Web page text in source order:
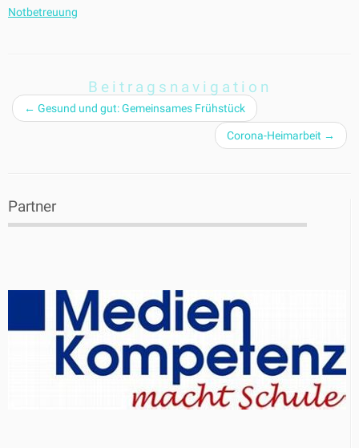
Notbetreuung
Beitragsnavigation
← Gesund und gut: Gemeinsames Frühstück
Corona-Heimarbeit →
Partner